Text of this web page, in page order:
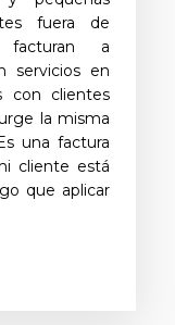
fuera de
facturan a
servicios en
con clientes
la misma
una factura
cliente está
que aplicar